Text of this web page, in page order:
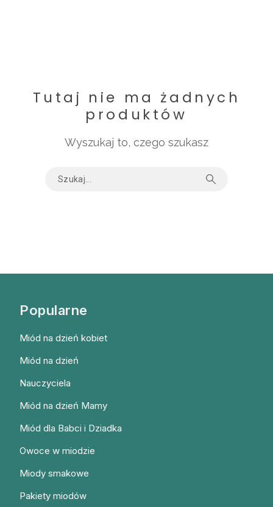
Tutaj nie ma żadnych
produktów
Wyszukaj to, czego szukasz
Popularne
Miód na dzień kobiet
Miód na dzień
Nauczyciela
Miód na dzień Mamy
Miód dla Babci i Dziadka
Owoce w miodzie
Miody smakowe
Pakiety miodów